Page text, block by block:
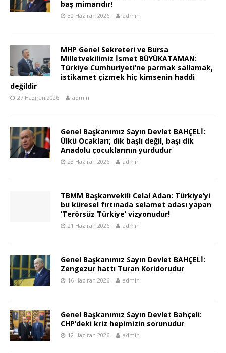
baş mimarıdır!
30 Haziran 2026 admin
MHP Genel Sekreteri ve Bursa
Milletvekilimiz İsmet BÜYÜKATAMAN:
Türkiye Cumhuriyeti’ne parmak sallamak,
istikamet çizmek hiç kimsenin haddi
değildir
27 Haziran 2026 admin
Genel Başkanımız Sayın Devlet BAHÇELİ:
Ülkü Ocakları; dik başlı değil, başı dik
Anadolu çocuklarının yurdudur
23 Haziran 2026 admin
TBMM Başkanvekili Celal Adan: Türkiye’yi
bu küresel fırtınada selamet adası yapan
‘Terörsüz Türkiye’ vizyonudur!
21 Haziran 2026 admin
Genel Başkanımız Sayın Devlet BAHÇELİ:
Zengezur hattı Turan Koridorudur
16 Haziran 2026 admin
Genel Başkanımız Sayın Devlet Bahçeli:
CHP’deki kriz hepimizin sorunudur
12 Haziran 2026 admin